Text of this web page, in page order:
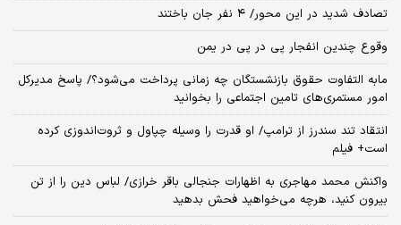
تصادف شدید در این محور/ ۴ نفر جان باختند
وقوع چندین انفجار پی در پی در یمن
مابه التفاوت حقوق بازنشستگان چه زمانی پرداخت می‌شود؟/ پاسخ مدیرکل
امور مستمری‌های تامین اجتماعی را بخوانید
انتقاد تند سندرز از ترامپ/ او قدرت را وسیله چپاول و ثروت‌اندوزی کرده
است+ فیلم
واکنش محمد مهاجری به اظهارات جنجالی باقر خرازی/ لباس دین را از تن
بیرون کنید، هرچه می‌خواهید فحش بدهید